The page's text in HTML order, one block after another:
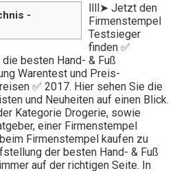
-
llll➤ Jetzt den
Firmenstempel
Testsieger
finden ✅
die besten Hand- & Fuß
Warentest und Preis-
✅ 2017. Hier sehen Sie die
und Neuheiten auf einen Blick.
Kategorie Drogerie, sowie
einer Firmenstempel
Firmenstempel kaufen zu
der besten Hand- & Fuß
auf der richtigen Seite. In